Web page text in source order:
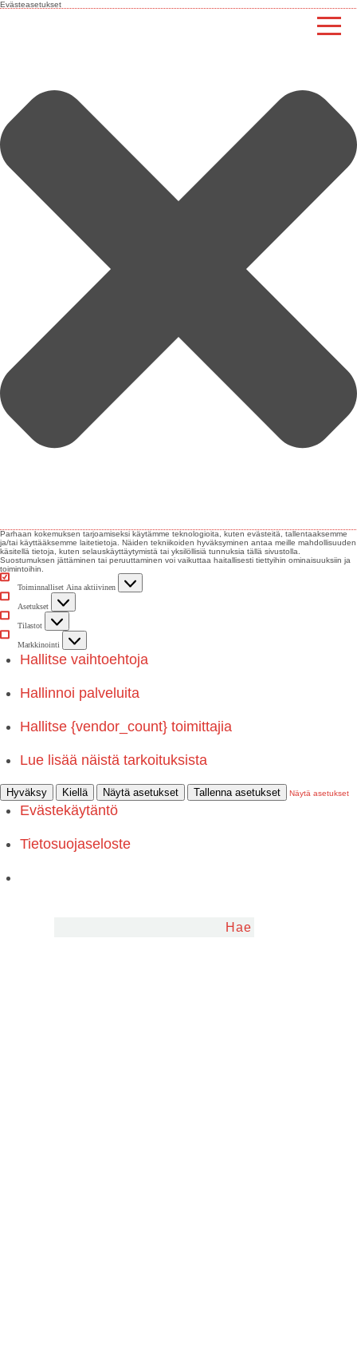
Evästeasetukset
Parhaan kokemuksen tarjoamiseksi käytämme teknologioita, kuten evästeitä, tallentaaksemme
ja/tai käyttääksemme laitetietoja. Näiden tekniikoiden hyväksyminen antaa meille mahdollisuuden
käsitellä tietoja, kuten selauskäyttäytymistä tai yksilöllisiä tunnuksia tällä sivustolla.
Suostumuksen jättäminen tai peruuttaminen voi vaikuttaa haitallisesti tiettyihin ominaisuuksiin ja
toimintoihin.
Toiminnalliset Aina aktiivinen
Asetukset
Asetukset
Tilastot
Tilastot
Markkinointi
Markkinointi
Hallitse vaihtoehtoja
Hallinnoi palveluita
Hallitse {vendor_count} toimittajia
Lue lisää näistä tarkoituksista
Hyväksy Kiellä Näytä asetukset Tallenna asetukset Näytä asetukset
Evästekäytäntö
Tietosuojaseloste